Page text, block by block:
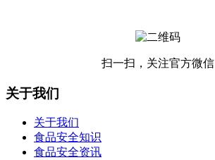
扫一扫，关注官方微信
关于我们
关于我们
食品安全知识
食品安全资讯